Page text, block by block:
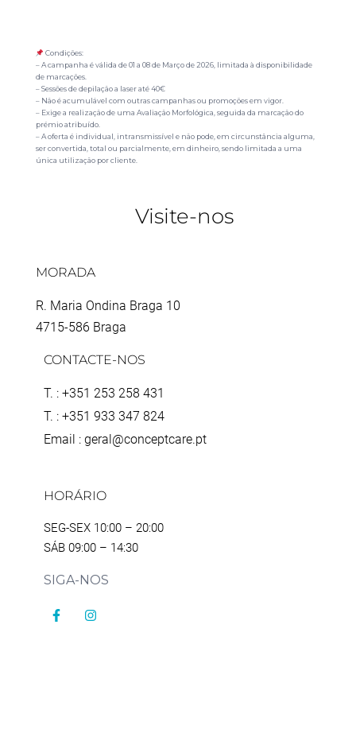
Condições:
– A campanha é válida de 01 a 08 de Março de 2026, limitada à disponibilidade
de marcações.
– Sessões de depilação a laser até 40€
– Não é acumulável com outras campanhas ou promoções em vigor.
– Exige a realização de uma Avaliação Morfológica, seguida da marcação do
prémio atribuído.
– A oferta é individual, intransmissível e não pode, em circunstância alguma,
ser convertida, total ou parcialmente, em dinheiro, sendo limitada a uma
única utilização por cliente.
Visite-nos
MORADA
R. Maria Ondina Braga 10
4715-586 Braga
CONTACTE-NOS
T. : +351 253 258 431
T. : +351 933 347 824
Email : geral@conceptcare.pt
HORÁRIO
SEG-SEX 10:00 – 20:00
SÁB 09:00 – 14:30
SIGA-NOS